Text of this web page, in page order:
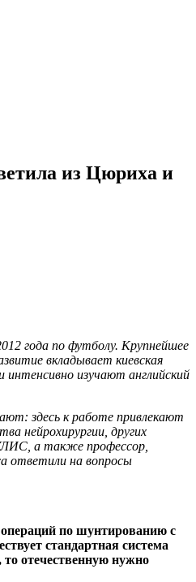
из Цюриха и
года по футболу. Крупнейшее
вкладывает киевская
изучают английский
здесь к работе привлекают
нейрохирургии, других
а также профессор,
ответили на вопросы
по шунтированию с
стандартная система
отечественную нужно